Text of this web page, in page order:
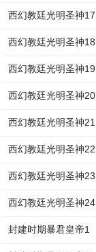
西幻教廷光明圣神17
西幻教廷光明圣神18
西幻教廷光明圣神19
西幻教廷光明圣神20
西幻教廷光明圣神21
西幻教廷光明圣神22
西幻教廷光明圣神23
西幻教廷光明圣神24
封建时期暴君皇帝1